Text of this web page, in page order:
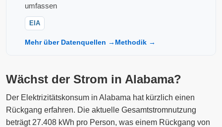
umfassen
EIA
Mehr über Datenquellen → Methodik →
Wächst der Strom in Alabama?
Der Elektrizitätskonsum in Alabama hat kürzlich einen
Rückgang erfahren. Die aktuelle Gesamtstromnutzung
beträgt 27.408 kWh pro Person, was einem Rückgang von